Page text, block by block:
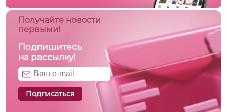
Получайте новости
первыми!
Подпишитесь
на рассылку!
Подписаться